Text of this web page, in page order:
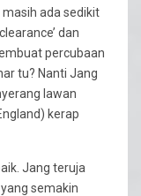
ada sedikit
dan
percubaan
tu? Nanti Jang
lawan
kerap
Jang teruja
semakin